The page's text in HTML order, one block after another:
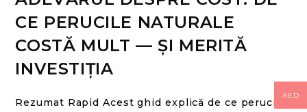
CE PERUCILE NATURALE
COSTĂ MULT — ȘI MERITĂ
INVESTIȚIA
Rezumat Rapid Acest ghid explică de ce perucile
AED